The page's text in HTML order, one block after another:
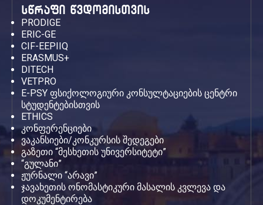
სწრაფი წვდომისთვის
PRODIGE
ERIC-GE
CIF-EEPIIQ
ERASMUS+
DITECH
VETPRO
E-PSY ფსიქოლოგიური კონსულტაციების ცენტრი
სტუდენტებისთვის
ETHICS
კონფერენციები
ვაკანსიები/კონკურსის შედეგები
გაზეთი “მესხეთის უნივერსიტეტი”
“გულანი”
ჟურნალი “არავი”
ჯავახეთის ონომასტიკური მასალის კვლევა და
დოკუმენტირება